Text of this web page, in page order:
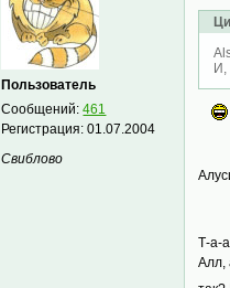
Пользователь
Сообщений:461
Регистрация:01.07.2004
Свиблово
И,
Т-а-
Алл,